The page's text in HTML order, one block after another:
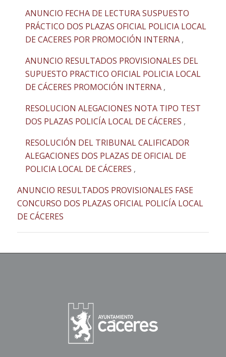
ANUNCIO FECHA DE LECTURA SUSPUESTO
PRÁCTICO DOS PLAZAS OFICIAL POLICIA LOCAL
DE CACERES POR PROMOCIÓN INTERNA ,
ANUNCIO RESULTADOS PROVISIONALES DEL
SUPUESTO PRACTICO OFICIAL POLICIA LOCAL
DE CÁCERES PROMOCIÓN INTERNA ,
RESOLUCION ALEGACIONES NOTA TIPO TEST
DOS PLAZAS POLICÍA LOCAL DE CÁCERES ,
RESOLUCIÓN DEL TRIBUNAL CALIFICADOR
ALEGACIONES DOS PLAZAS DE OFICIAL DE
POLICIA LOCAL DE CÁCERES ,
ANUNCIO RESULTADOS PROVISIONALES FASE
CONCURSO DOS PLAZAS OFICIAL POLICÍA LOCAL
DE CÁCERES